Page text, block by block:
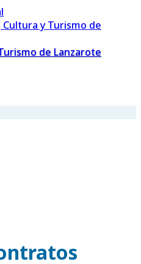
de Lanzarote